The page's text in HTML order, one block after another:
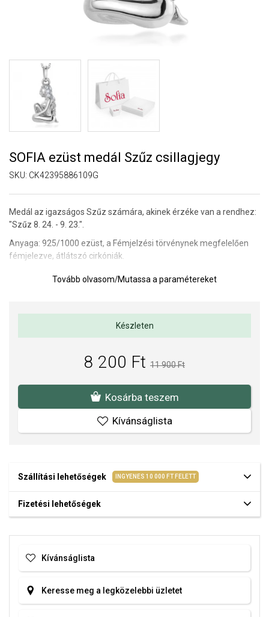
SOFIA ezüst medál Szűz csillagjegy
SKU: CK42395886109G
Medál az igazságos Szűz számára, akinek érzéke van a rendhez:
"Szűz 8. 24. - 9. 23.".
Anyaga: 925/1000 ezüst, a Fémjelzési törvénynek megfelelően
fémjelezve, átlátszó cirkóniák.
része.
Súly: 3,2 g
Az anyagok és a kivitelezés minősége elsőrendű számunkra.
megfelel az igényes követelményeknek.
Tovább olvasom/Mutassa a paramétereket
Készleten
8 200 Ft 11 900 Ft
Kosárba teszem
Kívánságlista
Szállítási lehetőségek INGYENES 10 000 FT FELETT
Fizetési lehetőségek
Kívánságlista
Keresse meg a legközelebbi üzletet